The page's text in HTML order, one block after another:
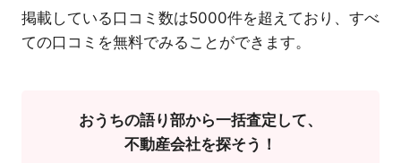
掲載している口コミ数は5000件を超えており、すべ
ての口コミを無料でみることができます。
おうちの語り部から一括査定して、
不動産会社を探そう！